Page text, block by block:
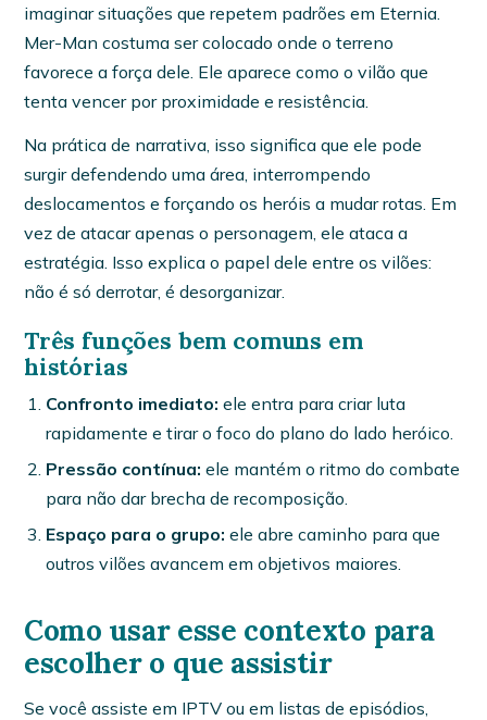
imaginar situações que repetem padrões em Eternia.
Mer-Man costuma ser colocado onde o terreno
favorece a força dele. Ele aparece como o vilão que
tenta vencer por proximidade e resistência.
Na prática de narrativa, isso significa que ele pode
surgir defendendo uma área, interrompendo
deslocamentos e forçando os heróis a mudar rotas. Em
vez de atacar apenas o personagem, ele ataca a
estratégia. Isso explica o papel dele entre os vilões:
não é só derrotar, é desorganizar.
Três funções bem comuns em
histórias
Confronto imediato: ele entra para criar luta
rapidamente e tirar o foco do plano do lado heróico.
Pressão contínua: ele mantém o ritmo do combate
para não dar brecha de recomposição.
Espaço para o grupo: ele abre caminho para que
outros vilões avancem em objetivos maiores.
Como usar esse contexto para
escolher o que assistir
Se você assiste em IPTV ou em listas de episódios,